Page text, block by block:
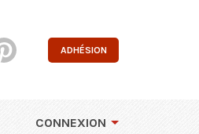
ADHÉSION
CONNEXION